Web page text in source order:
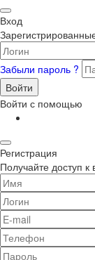
Вход
Забыли пароль ?
Войти
Войти с помощью
Регистрация
Получайте доступ